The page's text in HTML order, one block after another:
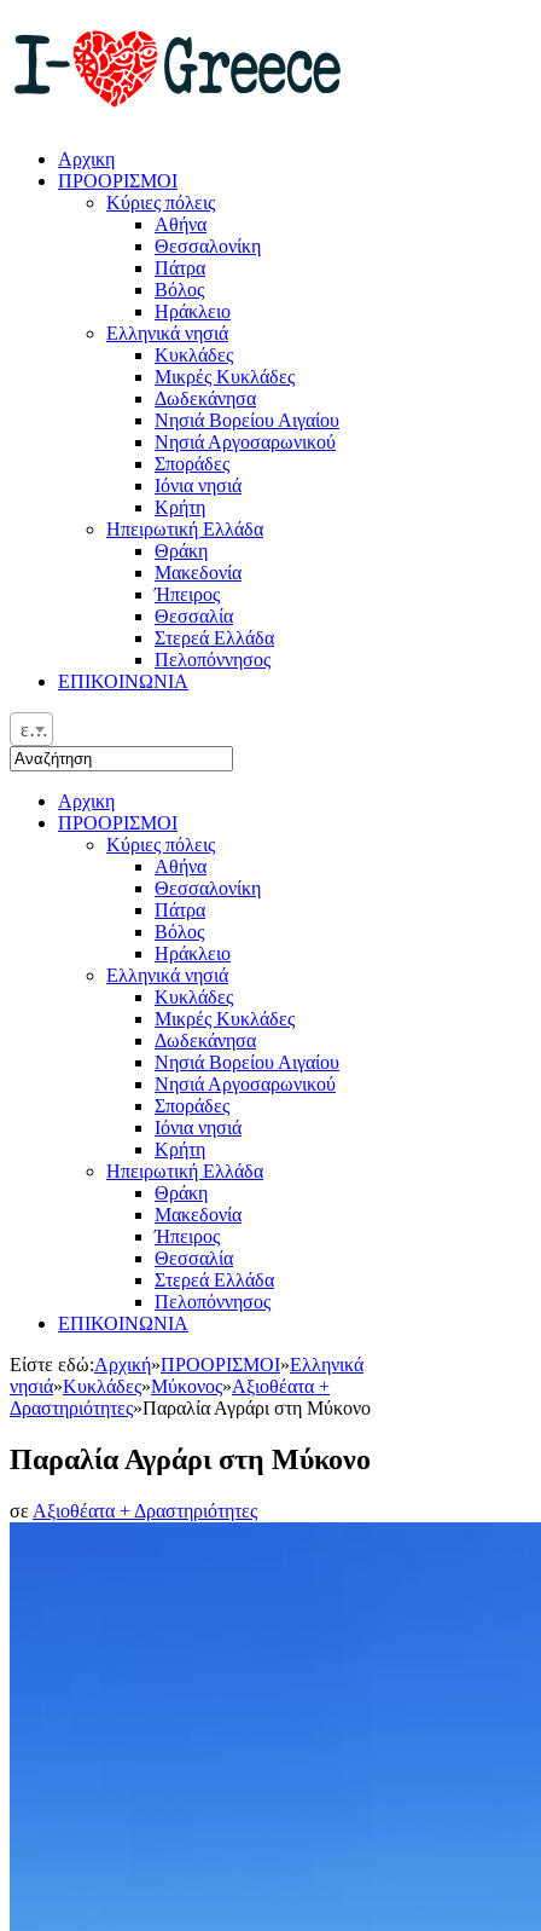
Αρχικη
ΠΡΟΟΡΙΣΜΟΙ
Κύριες πόλεις
Αθήνα
Θεσσαλονίκη
Πάτρα
Βόλος
Ηράκλειο
Ελληνικά νησιά
Κυκλάδες
Μικρές Κυκλάδες
Δωδεκάνησα
Νησιά Βορείου Αιγαίου
Νησιά Αργοσαρωνικού
Σποράδες
Ιόνια νησιά
Κρήτη
Ηπειρωτική Ελλάδα
Θράκη
Μακεδονία
Ήπειρος
Θεσσαλία
Στερεά Ελλάδα
Πελοπόννησος
ΕΠΙΚΟΙΝΩΝΙΑ
ελ
Αρχικη
ΠΡΟΟΡΙΣΜΟΙ
Κύριες πόλεις
Αθήνα
Θεσσαλονίκη
Πάτρα
Βόλος
Ηράκλειο
Ελληνικά νησιά
Κυκλάδες
Μικρές Κυκλάδες
Δωδεκάνησα
Νησιά Βορείου Αιγαίου
Νησιά Αργοσαρωνικού
Σποράδες
Ιόνια νησιά
Κρήτη
Ηπειρωτική Ελλάδα
Θράκη
Μακεδονία
Ήπειρος
Θεσσαλία
Στερεά Ελλάδα
Πελοπόννησος
ΕΠΙΚΟΙΝΩΝΙΑ
Είστε εδώ:Αρχική»ΠΡΟΟΡΙΣΜΟΙ»Ελληνικά
νησιά»Κυκλάδες»Μύκονος»Αξιοθέατα +
Δραστηριότητες»Παραλία Αγράρι στη Μύκονο
Παραλία Αγράρι στη Μύκονο
σε Αξιοθέατα + Δραστηριότητες